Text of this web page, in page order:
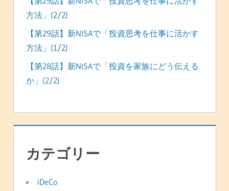
方法」(2/2)
【第29話】新NISAで「投資思考を仕事に活かす
方法」(1/2)
【第28話】新NISAで「投資を家族にどう伝える
か」(2/2)
カテゴリー
iDeCo